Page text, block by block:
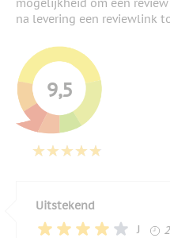
mogelijkheid om een
na levering een reviewlink
9,5
Uitstekend
J